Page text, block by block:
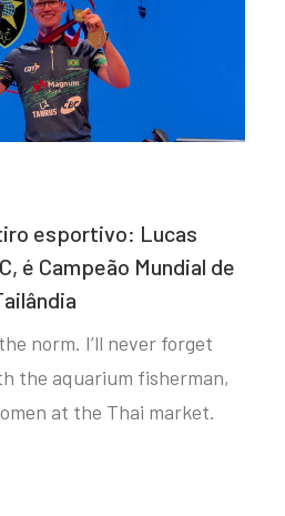
esportivo: Lucas
é Campeão Mundial de
norm. I’ll never forget
the aquarium fisherman,
at the Thai market.